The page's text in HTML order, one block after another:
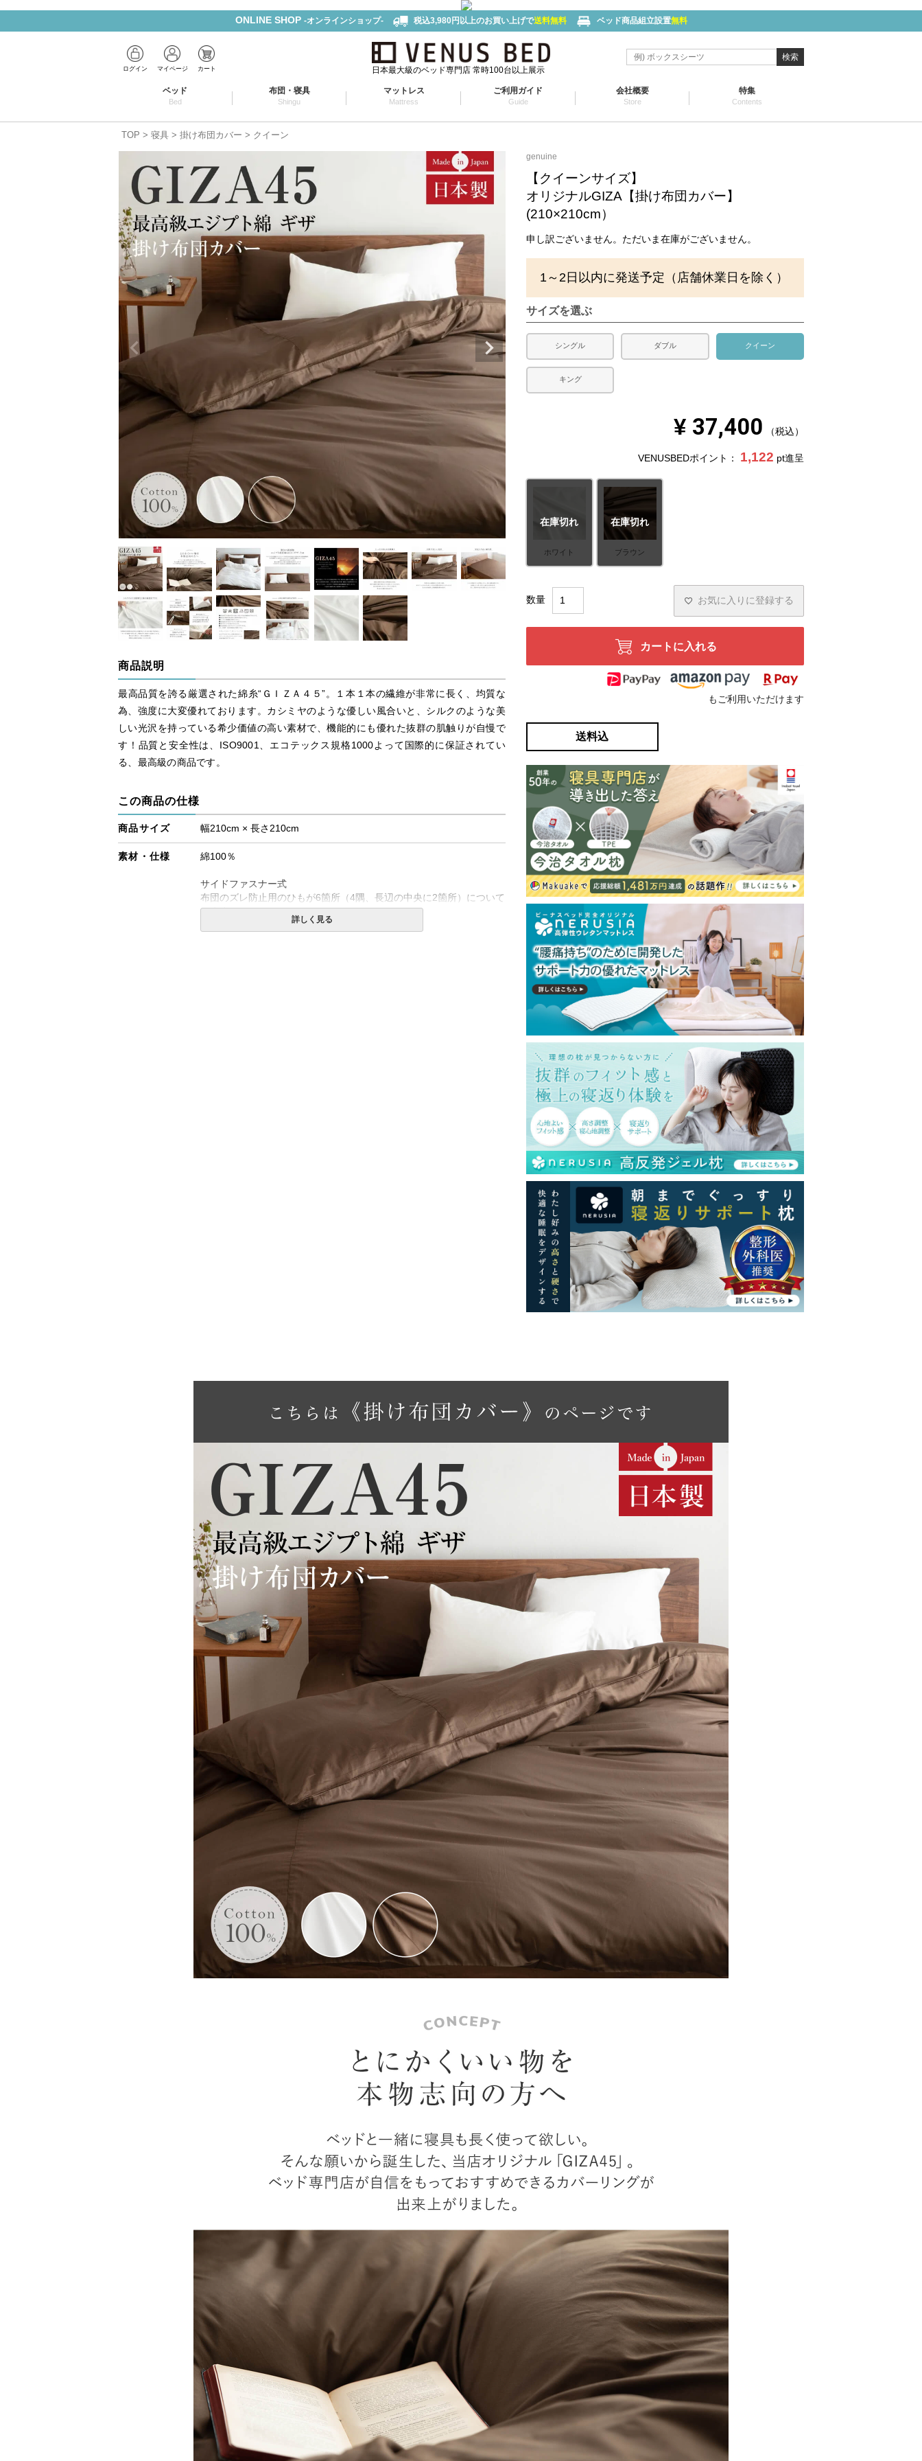
ONLINE SHOP -オンラインショップ- 税込3,980円以上のお買い上げで送料無料 ベッド商品組立設置無料
ログイン マイページ カート 日本最大級のベッド専門店 常時100台以上展示
検索
ベッド
Bed
布団・寝具
Shingu
マットレス
Mattress
ご利用ガイド
Guide
会社概要
Store
特集
Contents
TOP 寝具 掛け布団カバー クイーン
商品説明
最高品質を誇る厳選された綿糸“ＧＩＺＡ４５”。１本１本の繊維が非常に長く、均質な
為、強度に大変優れております。カシミヤのような優しい風合いと、シルクのような美
しい光沢を持っている希少価値の高い素材で、機能的にも優れた抜群の肌触りが自慢で
す！品質と安全性は、ISO9001、エコテックス規格1000よって国際的に保証されてい
る、最高級の商品です。
この商品の仕様
商品サイズ 幅210cm × 長さ210cm
素材・仕様 綿100％
サイドファスナー式
布団のズレ防止用のひもが6箇所（4隅、長辺の中央に2箇所）について
います。
詳しく見る
genuine
【クイーンサイズ】
オリジナルGIZA【掛け布団カバー】
(210×210cm）
申し訳ございません。ただいま在庫がございません。
1～2日以内に発送予定（店舗休業日を除く）
サイズを選ぶ
シングル ダブル クイーン
キング
¥ 37,400 税込
VENUSBEDポイント： 1,122 pt進呈
ホワイト
在庫切れ
ブラウン
在庫切れ
お気に入りに登録する
カートに入れる
もご利用いただけます
送料込